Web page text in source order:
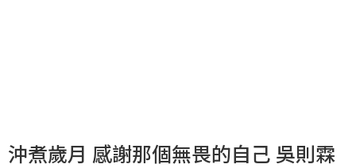
沖煮歲月 感謝那個無畏的自己 吳則霖